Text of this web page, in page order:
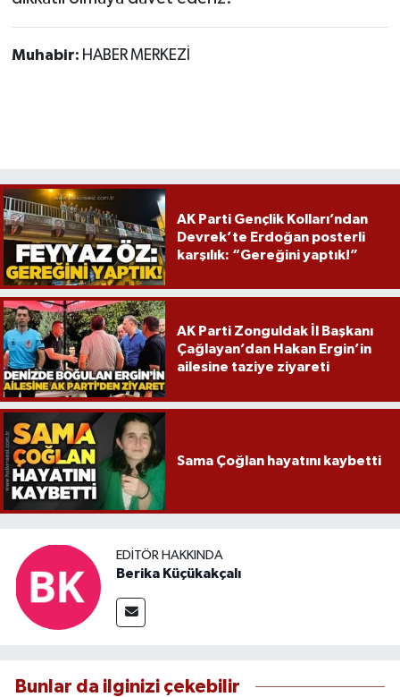
Muhabir: HABER MERKEZİ
AK Parti Gençlik Kolları’ndan
Devrek’te Erdoğan posterli
karşılık: “Gereğini yaptık!”
AK Parti Zonguldak İl Başkanı
Çağlayan’dan Hakan Ergin’in
ailesine taziye ziyareti
Sama Çoğlan hayatını kaybetti
EDITÖR HAKKINDA
Berika Küçükakçalı
Bunlar da ilginizi çekebilir